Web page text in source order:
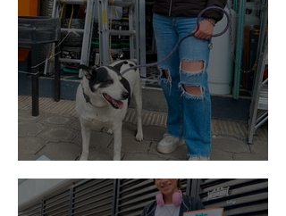
Vaquita